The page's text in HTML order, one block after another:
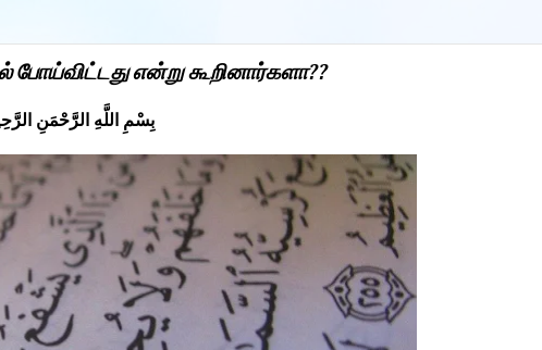
என்று கூறினார்களா??
بِسْمِ اللَّهِ الرَّحْمَنِ